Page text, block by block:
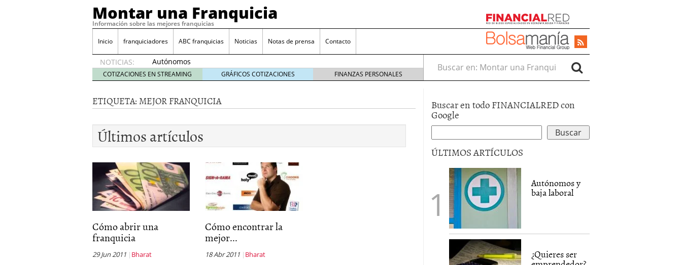
Montar una Franquicia
Información sobre las mejores franquicias
Inicio franquiciadores ABC franquicias Noticias Notas de prensa Contacto
NOTICIAS:
Autónomos
y baja
laboral
2014
¿Quieres ser emprendedor? Esto es lo que cuesta y las ayudas que puedes
tener 4 julio 2014
¿Está tu negocio listo para franquiciarse?
Eureka Vending: una opción práctica
COTIZACIONES EN STREAMING GRÁFICOS COTIZACIONES FINANZAS PERSONALES
Buscar en:
ETIQUETA: MEJOR FRANQUICIA
Últimos artículos
Cómo abrir una
franquicia
29 Jun 2011 Bharat
Cómo encontrar la
mejor...
18 Abr 2011 Bharat
Buscar en todo FINANCIALRED con
Google
ÚLTIMOS ARTÍCULOS
Autónomos y
baja laboral
¿Quieres ser